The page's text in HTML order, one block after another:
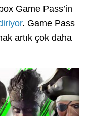
Game Pass’in
. Game Pass
artık çok daha